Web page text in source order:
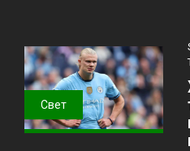
Свет